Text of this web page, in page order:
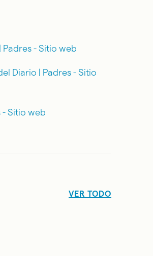
Padres - Sitio web
Diario | Padres - Sitio
- Sitio web
VER TODO